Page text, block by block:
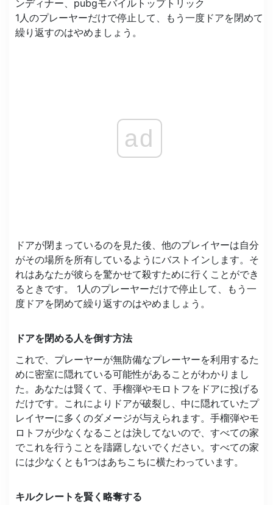
1人のプレーヤーだけで停止して、もう一度ドアを閉めて
繰り返すのはやめましょう。
ad
ドアが閉まっているのを見た後、他のプレイヤーは自分
がその場所を所有しているようにバストインします。そ
れはあなたが彼らを驚かせて殺すために行くことができ
るときです。 1人のプレーヤーだけで停止して、もう一
度ドアを閉めて繰り返すのはやめましょう。
ドアを閉める人を倒す方法
これで、プレーヤーが無防備なプレーヤーを利用するた
めに密室に隠れている可能性があることがわかりまし
た。あなたは賢くて、手榴弾やモロトフをドアに投げる
だけです。これによりドアが破裂し、中に隠れていたプ
レイヤーに多くのダメージが与えられます。手榴弾やモ
ロトフが少なくなることは決してないので、すべての家
でこれを行うことを躊躇しないでください。すべての家
には少なくとも1つはあちこちに横たわっています。
キルクレートを賢く略奪する